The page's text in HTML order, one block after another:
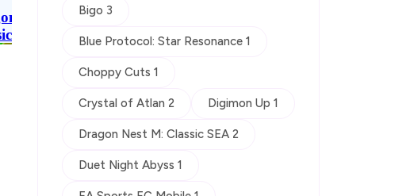
Bigo 3
Blue Protocol: Star Resonance 1
Choppy Cuts 1
Crystal of Atlan 2 Digimon Up 1
Dragon Nest M: Classic SEA 2
Duet Night Abyss 1